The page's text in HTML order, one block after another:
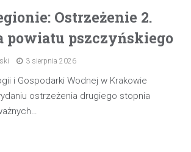
Ostrzeżenie 2.
powiatu pszczyńskiego
3 sierpnia 2026
i Gospodarki Wodnej w Krakowie
ostrzeżenia drugiego stopnia